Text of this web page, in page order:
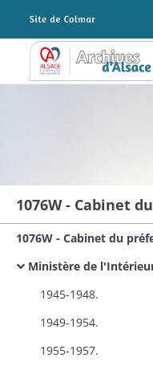
Archives Alsace - Colmar
1076W - Cabinet
1076W - Cabinet du
Ministère de l'Intérieur -
1945-1948.
1949-1954.
1955-1957.